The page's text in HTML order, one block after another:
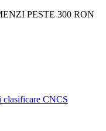
PESTE 300 RON
clasificare CNCS